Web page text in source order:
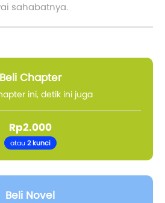
sahabatnya.
Beli Chapter
ini, detik ini juga
Rp2.000
atau2 kunci
Beli Novel